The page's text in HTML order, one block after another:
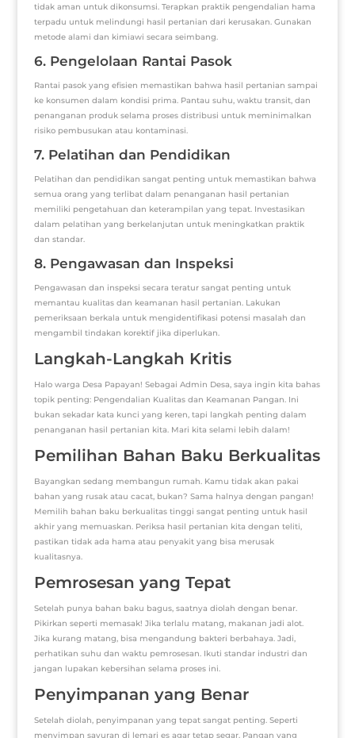
tidak aman untuk dikonsumsi. Terapkan praktik pengendalian hama
terpadu untuk melindungi hasil pertanian dari kerusakan. Gunakan
metode alami dan kimiawi secara seimbang.
6. Pengelolaan Rantai Pasok
Rantai pasok yang efisien memastikan bahwa hasil pertanian sampai
ke konsumen dalam kondisi prima. Pantau suhu, waktu transit, dan
penanganan produk selama proses distribusi untuk meminimalkan
risiko pembusukan atau kontaminasi.
7. Pelatihan dan Pendidikan
Pelatihan dan pendidikan sangat penting untuk memastikan bahwa
semua orang yang terlibat dalam penanganan hasil pertanian
memiliki pengetahuan dan keterampilan yang tepat. Investasikan
dalam pelatihan yang berkelanjutan untuk meningkatkan praktik
dan standar.
8. Pengawasan dan Inspeksi
Pengawasan dan inspeksi secara teratur sangat penting untuk
memantau kualitas dan keamanan hasil pertanian. Lakukan
pemeriksaan berkala untuk mengidentifikasi potensi masalah dan
mengambil tindakan korektif jika diperlukan.
Langkah-Langkah Kritis
Halo warga Desa Papayan! Sebagai Admin Desa, saya ingin kita bahas
topik penting: Pengendalian Kualitas dan Keamanan Pangan. Ini
bukan sekadar kata kunci yang keren, tapi langkah penting dalam
penanganan hasil pertanian kita. Mari kita selami lebih dalam!
Pemilihan Bahan Baku Berkualitas
Bayangkan sedang membangun rumah. Kamu tidak akan pakai
bahan yang rusak atau cacat, bukan? Sama halnya dengan pangan!
Memilih bahan baku berkualitas tinggi sangat penting untuk hasil
akhir yang memuaskan. Periksa hasil pertanian kita dengan teliti,
pastikan tidak ada hama atau penyakit yang bisa merusak
kualitasnya.
Pemrosesan yang Tepat
Setelah punya bahan baku bagus, saatnya diolah dengan benar.
Pikirkan seperti memasak! Jika terlalu matang, makanan jadi alot.
Jika kurang matang, bisa mengandung bakteri berbahaya. Jadi,
perhatikan suhu dan waktu pemrosesan. Ikuti standar industri dan
jangan lupakan kebersihan selama proses ini.
Penyimpanan yang Benar
Setelah diolah, penyimpanan yang tepat sangat penting. Seperti
menyimpan sayuran di lemari es agar tetap segar. Pangan yang